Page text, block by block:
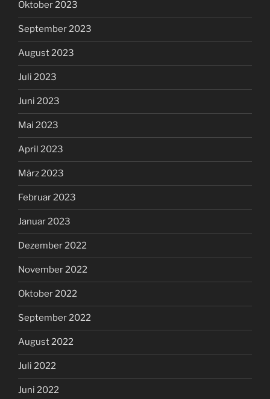
Oktober 2023
September 2023
August 2023
Juli 2023
Juni 2023
Mai 2023
April 2023
März 2023
Februar 2023
Januar 2023
Dezember 2022
November 2022
Oktober 2022
September 2022
August 2022
Juli 2022
Juni 2022